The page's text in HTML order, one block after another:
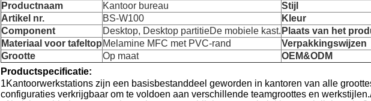
Productnaam Kantoor bureau Stijl
Artikel nr.
BS-W100 Kleur
Component
Desktop, Desktop partitieDe mobiele kast. Plaats van het
Materiaal voor tafeltop Melamine MFC met PVC-rand Verpakkingswijzen
Grootte
Op maat OEM&ODM
Productspecificatie:
1Kantoorwerkstations zijn een basisbestanddeel geworden in kantoren van alle
configuraties verkrijgbaar om te voldoen aan verschillende teamgroottes en